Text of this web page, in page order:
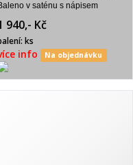
v saténu s nápisem
BOHEMIA CRYSTAL. Brus PK-
pětistovka.
940,- Kč
ks
info Na objednávku